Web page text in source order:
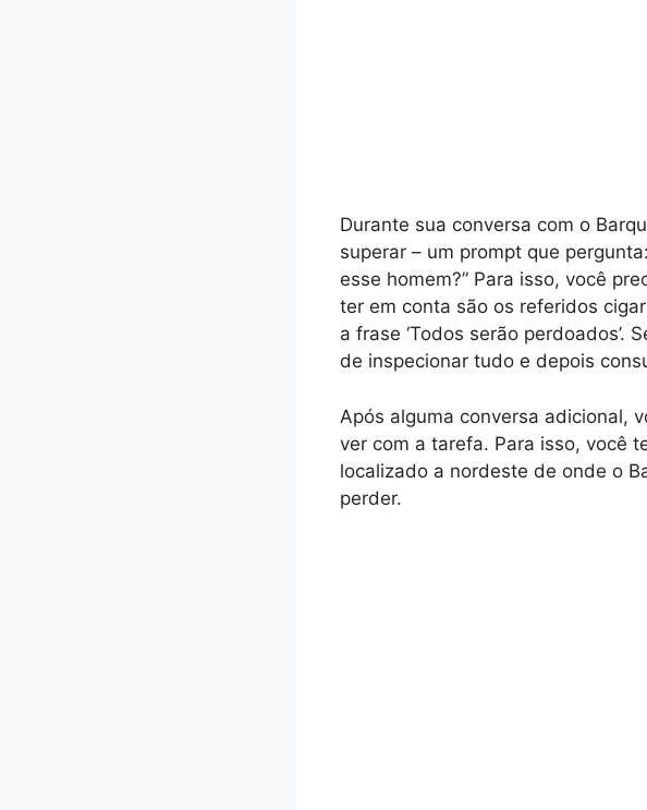
Durante sua conversa com o
superar – um prompt que
esse homem?” Para isso, você
ter em conta são os referidos
a frase ‘Todos serão
de inspecionar tudo e depois
Após alguma conversa adicional,
ver com a tarefa. Para isso, você
localizado a nordeste de onde o
perder.